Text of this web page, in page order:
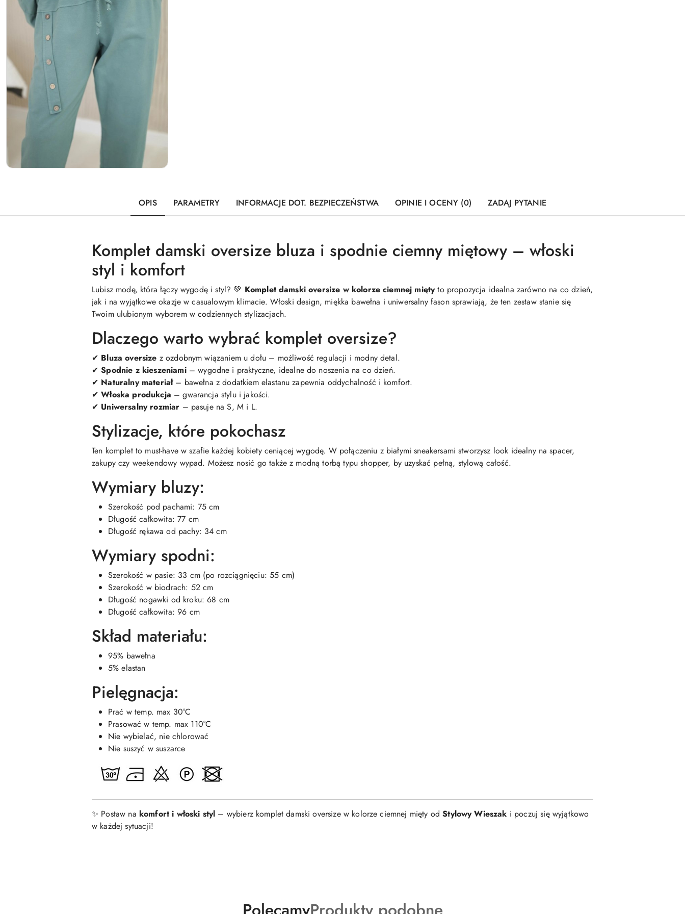
OPIS PARAMETRY INFORMACJE DOT. BEZPIECZEŃSTWA OPINIE I OCENY (0) ZADAJ PYTANIE
Komplet damski oversize bluza i spodnie ciemny miętowy – włoski
styl i komfort
Lubisz modę, która łączy wygodę i styl? 💚 Komplet damski oversize w kolorze ciemnej miętyto propozycja idealna zarówno na co dzień,
jak i na wyjątkowe okazje w casualowym klimacie. Włoski design, miękka bawełna i uniwersalny fason sprawiają, że ten zestaw stanie się
Twoim ulubionym wyborem w codziennych stylizacjach.
Dlaczego warto wybrać komplet oversize?
✔ Bluza oversize z ozdobnym wiązaniem u dołu – możliwość regulacji i modny detal.
✔Spodnie z kieszeniami– wygodne i praktyczne, idealne do noszenia na co dzień.
✔ Naturalny materiał– bawełna z dodatkiem elastanu zapewnia oddychalność i komfort.
✔Włoska produkcja – gwarancja stylu i jakości.
✔ Uniwersalny rozmiar – pasuje na S, M i L.
Stylizacje, które pokochasz
Ten komplet to must-have w szafie każdej kobiety ceniącej wygodę. W połączeniu z białymi sneakersami stworzysz look idealny na spacer,
zakupy czy weekendowy wypad. Możesz nosić go także z modną torbą typu shopper, by uzyskać pełną, stylową całość.
Wymiary bluzy:
Szerokość pod pachami: 75 cm
Długość całkowita: 77 cm
Długość rękawa od pachy: 34 cm
Wymiary spodni:
Szerokość w pasie: 33 cm (po rozciągnięciu: 55 cm)
Szerokość w biodrach: 52 cm
Długość nogawki od kroku: 68 cm
Długość całkowita: 96 cm
Skład materiału:
95% bawełna
5% elastan
Pielęgnacja:
Prać w temp. max 30°C
Prasować w temp. max 110°C
Nie wybielać, nie chlorować
Nie suszyć w suszarce
✨ Postaw na komfort i włoski styl – wybierz komplet damski oversize w kolorze ciemnej mięty odStylowy Wieszak i poczuj się wyjątkowo
w każdej sytuacji!